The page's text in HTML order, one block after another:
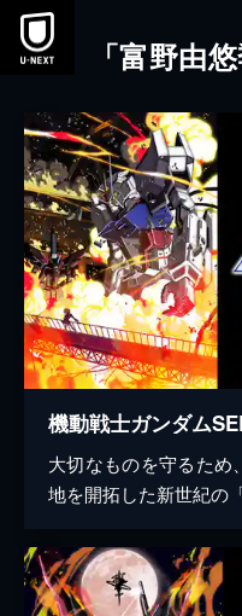
本文へスキップ
「富野由
機動戦士ガンダム
大切なものを守るため
地を開拓した新世紀の